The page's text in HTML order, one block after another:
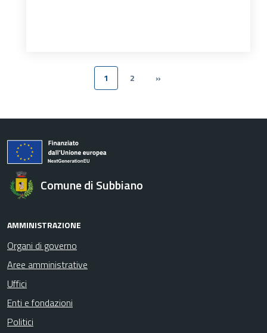
1 2 »
Comune di Subbiano
AMMINISTRAZIONE
Organi di governo
Aree amministrative
Uffici
Enti e fondazioni
Politici